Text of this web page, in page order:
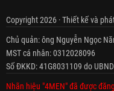
Copyright 2026 · Thiết kế và
Chủ quản: ông Nguyễn Ngọc
MST cá nhân: 0312028096
Số ĐKKD: 41G8031109 do
Nhãn hiệu "4MEN" đã được